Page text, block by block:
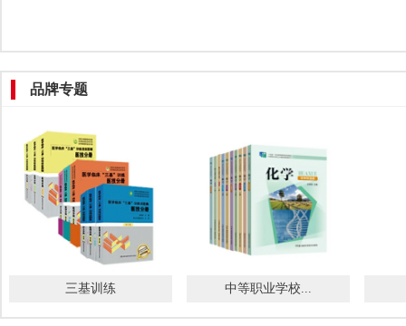
品牌专题
三基训练 中等职业学校...